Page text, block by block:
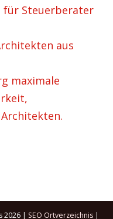
Steuerberater
aus
maximale
Architekten.
2026 | SEO Ortverzeichnis |